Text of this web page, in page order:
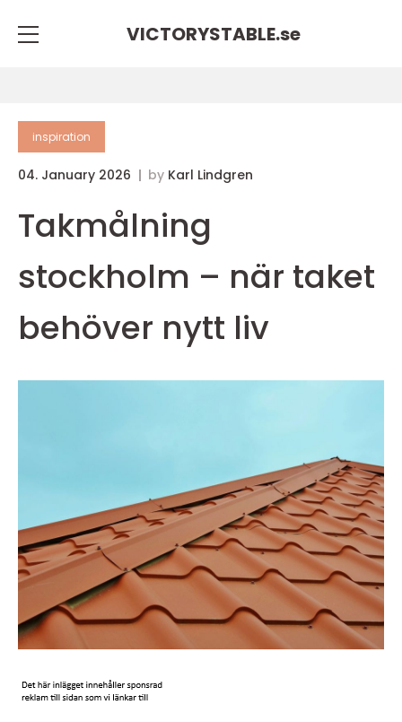
VICTORYSTABLE.se
inspiration
04. January 2026 by Karl Lindgren
Takmålning
stockholm – när taket
behöver nytt liv